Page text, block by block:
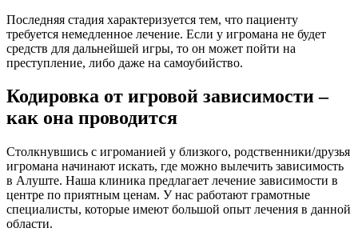
Последняя стадия характеризуется тем, что пациенту
требуется немедленное лечение. Если у игромана не будет
средств для дальнейшей игры, то он может пойти на
преступление, либо даже на самоубийство.
Кодировка от игровой зависимости –
как она проводится
Столкнувшись с игроманией у близкого, родственники/друзья
игромана начинают искать, где можно вылечить зависимость
в Алуште. Наша клиника предлагает лечение зависимости в
центре по приятным ценам. У нас работают грамотные
специалисты, которые имеют большой опыт лечения в данной
области.